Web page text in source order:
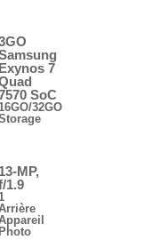
Exynos 7
SoC
32GO
13-MP,
1.9
Photo